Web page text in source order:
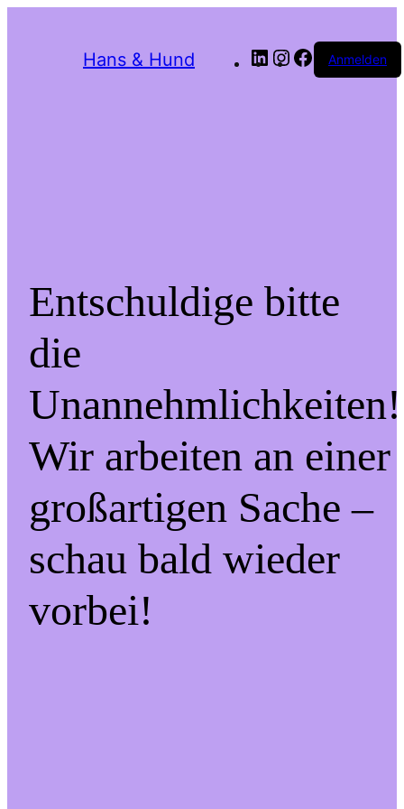
Hans & Hund LinkedInInstagram
Facebook
Anmelden
Entschuldige bitte
die
Unannehmlichkeiten!
Wir arbeiten an einer
großartigen Sache –
schau bald wieder
vorbei!